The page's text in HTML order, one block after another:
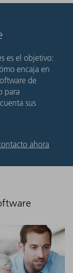
es el objetivo:
encaja en
de
para
sus
ahora